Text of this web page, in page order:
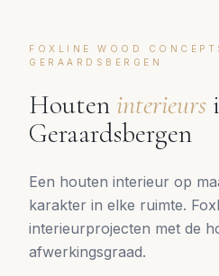
FOXLINE WOOD
GERAARDSBERGEN
Houten interieurs
Geraardsbergen
Een houten interieur op
karakter in elke ruimte.
interieurprojecten met de
afwerkingsgraad.